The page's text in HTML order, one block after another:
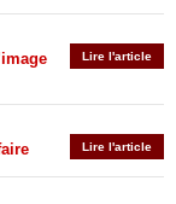
Lire l'article
Lire l'article